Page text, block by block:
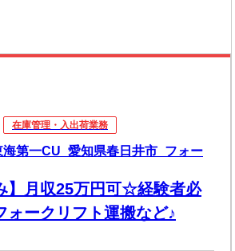
在庫管理・入出荷業務
第一CU_愛知県春日井市_フォー
】月収25万円可☆経験者必
ォークリフト運搬など♪